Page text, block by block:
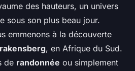
des hauteurs, un univers
sous son plus beau jour.
emmenons à la découverte
, en Afrique du Sud.
de randonnée ou simplement